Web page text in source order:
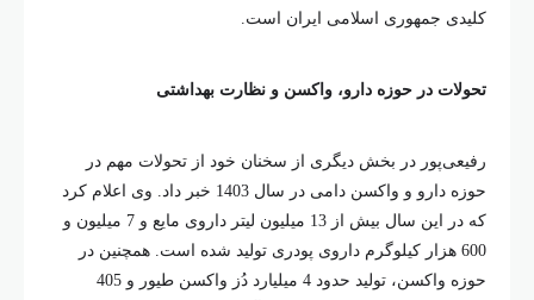
کلیدی جمهوری اسلامی ایران است.
تحولات در حوزه دارو، واکسن و نظارت بهداشتی
رفیعی‌پور در بخش دیگری از سخنان خود از تحولات مهم در
حوزه دارو و واکسن دامی در سال 1403 خبر داد. وی اعلام کرد
که در این سال بیش از 13 میلیون لیتر داروی مایع و 7 میلیون و
600 هزار کیلوگرم داروی پودری تولید شده است. همچنین در
حوزه واکسن، تولید حدود 4 میلیارد دُز واکسن طیور و 405